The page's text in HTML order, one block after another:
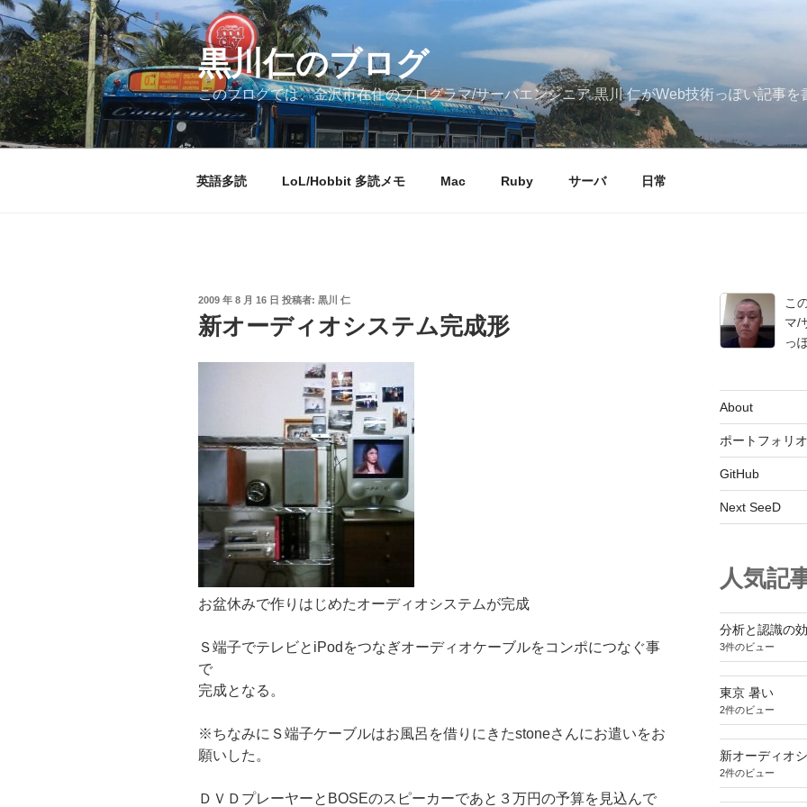
コ
ン
テ
ン
ツ
へ
ス
黒川仁のブログ
このブログでは、金沢市在住のプログラマ/サーバエンジニア 黒川 仁がWeb技術っぽい記事を
英語多読 LoL/Hobbit 多読メモ Mac Ruby サーバ 日常
投
稿
日:
2009 年 8 月 16 日 投稿者: 黒川 仁
新オーディオシステム完成形
お盆休みで作りはじめたオーディオシステムが完成
Ｓ端子でテレビとiPodをつなぎオーディオケーブルをコンポにつなぐ事
で
完成となる。
※ちなみにＳ端子ケーブルはお風呂を借りにきたstoneさんにお遣いをお
願いした。
ＤＶＤプレーヤーとBOSEのスピーカーであと３万円の予算を見込んで
こ
マ/
っ
About
ポートフォリオ
GitHub
Next SeeD
人気記
分析と認識の
3件のビュー
東京 暑い
2件のビュー
新オーディオ
2件のビュー